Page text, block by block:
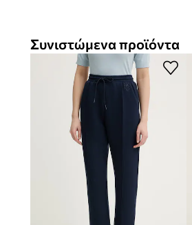
Κατασκευή απόαπαλό
αίσθηση στο δέρμα
ψηλή μέση
προσφέρει άνεση
επιμήκυνση της σιλουέτας
Ελαστική ζώνη μέσης
με
περιφέρειας
Πρακτικές πλαϊνές τσέπες ,
Συνιστώμενα προϊόντα